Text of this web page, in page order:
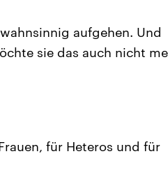
aufgehen. Und
sie das auch nicht
für Heteros und für